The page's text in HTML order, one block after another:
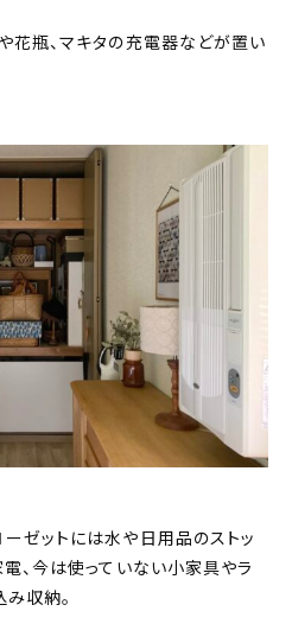
花瓶、マキタの充電器などが置い
ゼットには水や日用品のストッ
電、今は使っていない小家具やラ
み収納。